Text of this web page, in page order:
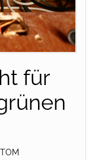
für
TOM